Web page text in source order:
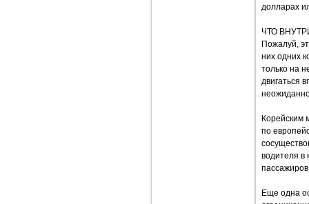
долларах
ЧТО
Пожалуй,
них одних
только на
двигаться
Корейским
по
водителя в
Еще одна